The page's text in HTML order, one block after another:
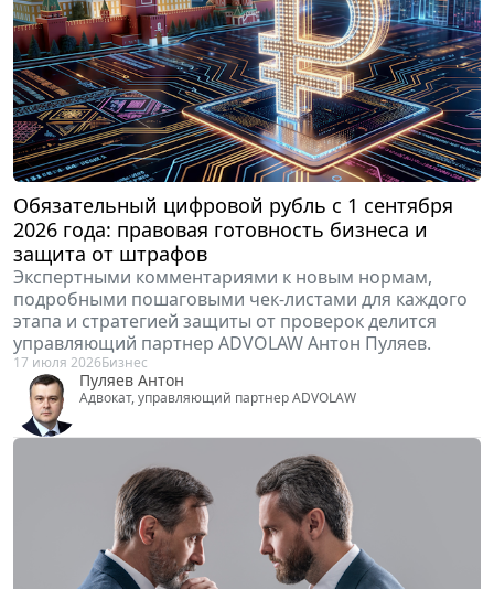
Обязательный цифровой рубль с 1 сентября
2026 года: правовая готовность бизнеса и
защита от штрафов
Экспертными комментариями к новым нормам,
подробными пошаговыми чек-листами для каждого
этапа и стратегией защиты от проверок делится
управляющий партнер ADVOLAW Антон Пуляев.
17 июля 2026Бизнес
Пуляев Антон
Адвокат, управляющий партнер ADVOLAW